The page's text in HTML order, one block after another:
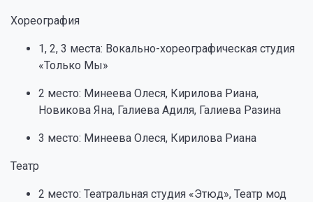
Хореография
1, 2, 3 места: Вокально-хореографическая студия
«Только Мы»
2 место: Минеева Олеся, Кирилова Риана,
Новикова Яна, Галиева Адиля, Галиева Разина
3 место: Минеева Олеся, Кирилова Риана
Театр
2 место: Театральная студия «Этюд», Театр мод